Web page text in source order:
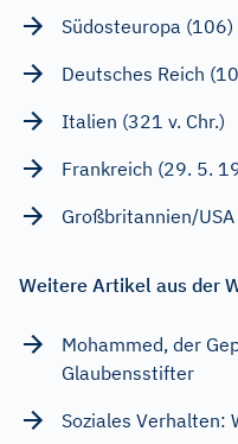
Südosteuropa (106)
Deutsches Reich
Italien (321 v. Chr.)
Frankreich (29. 5.
Großbritannien/
Weitere Artikel aus der
Mohammed, der
Glaubensstifter
Soziales Verhalten: